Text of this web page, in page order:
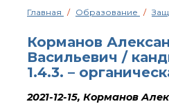
Администрация
Научные школы
Подразделения
института
Ученый совет ИОХ
РАН
Главная Образование
Корманов
Васильевич /
1.4.3. –
2021-12-15, Корманов